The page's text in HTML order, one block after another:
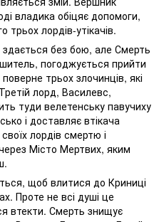
владика обіцяє допомоги,
лордів-утікачів.
без бою, але Смерть
погоджується прийти
трьох злочинців, які
лорд, Василевс,
туди велетенську павучиху
і доставляє втікача
лордів смертю і
Місто Мертвих, яким
щоб влитися до Криниці
Проте не всі душі це
втекти. Смерть знищує